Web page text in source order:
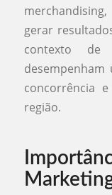
gerar
contexto de
concorrência
região.